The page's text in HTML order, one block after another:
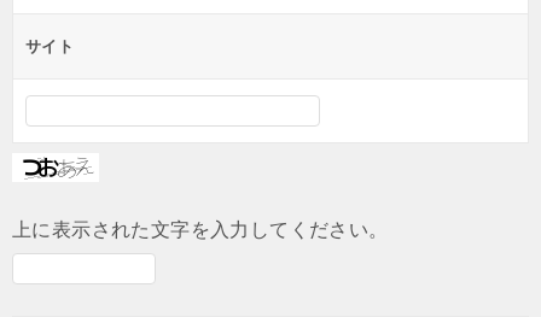
サイト
上に表示された文字を入力してください。